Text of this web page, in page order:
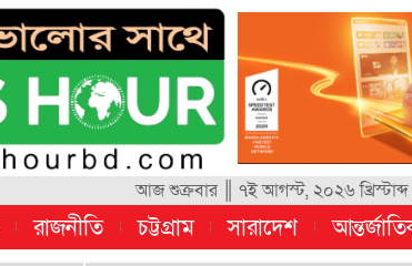
আজ শুক্রবার ║ ৭ই আগস্ট, ২০২৬
রাজনীতি চট্টগ্রাম সারাদেশ